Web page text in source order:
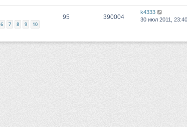
6 7 8 9 10
95 390004
k4333
30 июл 2011, 23:40